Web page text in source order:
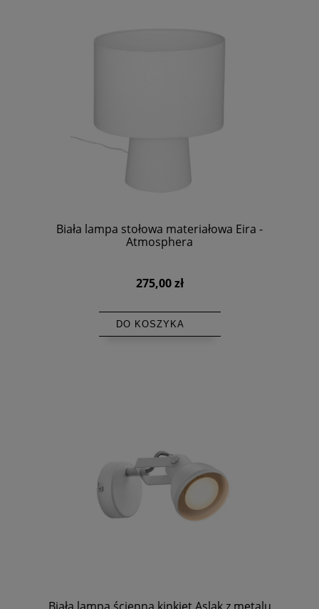
Biała lampa stołowa materiałowa Eira -
Atmosphera
275,00 zł
DO KOSZYKA